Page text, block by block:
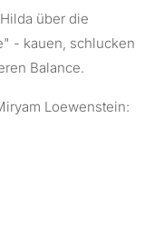
über die
- kauen, schlucken
Balance.
Loewenstein: